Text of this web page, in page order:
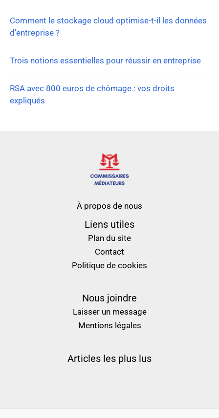
Comment le stockage cloud optimise-t-il les données
d’entreprise ?
Trois notions essentielles pour réussir en entreprise
RSA avec 800 euros de chômage : vos droits
expliqués
À propos de nous
Liens utiles
Plan du site
Contact
Politique de cookies
Nous joindre
Laisser un message
Mentions légales
Articles les plus lus